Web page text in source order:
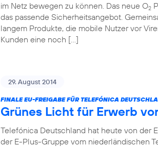
im Netz bewegen zu können. Das neue O2
das passende Sicherheitsangebot.
langem Produkte, die mobile Nutzer vor
Kunden eine noch […]
29. August 2014
FINALE EU-FREIGABE FÜR TELEFÓNICA
Grünes Licht für Erwerb
Telefónica Deutschland hat heute von der
der E-Plus-Gruppe vom niederländischen